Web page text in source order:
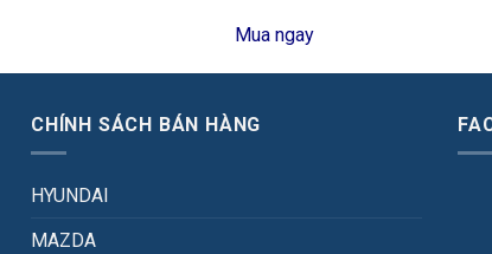
Mua ngay
CHÍNH SÁCH BÁN HÀNG
HYUNDAI
MAZDA